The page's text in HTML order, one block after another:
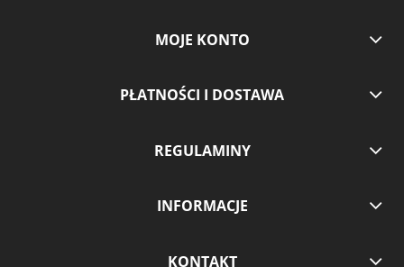
MOJE KONTO
PŁATNOŚCI I DOSTAWA
REGULAMINY
INFORMACJE
KONTAKT